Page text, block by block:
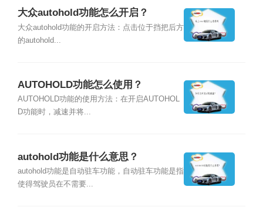
大众autohold功能怎么开启？
大众autohold功能的开启方法：点击位于挡把后方
的autohold...
AUTOHOLD功能怎么使用？
AUTOHOLD功能的使用方法：在开启AUTOHOL
D功能时，减速并将...
autohold功能是什么意思？
autohold功能是自动驻车功能，自动驻车功能是指
使得驾驶员在不需要...